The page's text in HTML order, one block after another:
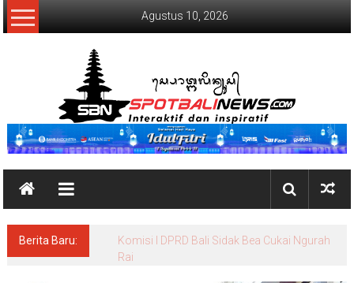
Lompat
ke
Agustus 10, 2026
SpotBaliNews
Berita Baru:
Komisi I DPRD Bali Sidak Bea Cukai Ngurah
Rai